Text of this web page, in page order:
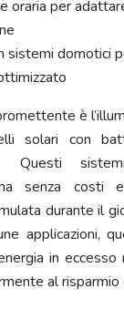
oraria per
sistemi domotici
è
solari con
Questi
senza costi
durante il
applicazioni,
in
al risparmio